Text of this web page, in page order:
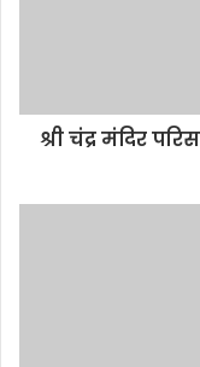
श्री चंद्र मंदिर